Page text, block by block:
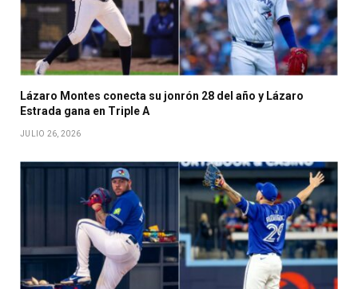
Lázaro Montes conecta su jonrón 28 del año y Lázaro
Estrada gana en Triple A
JULIO 26, 2026